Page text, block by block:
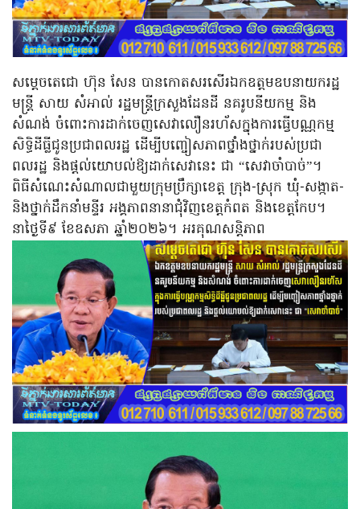
សម្តេចតេជោ ហ៊ុន សែន បានកោតសរសើរ​ឯកឧត្តមឧបនាយក​រដ្ឋ
មន្ត្រី សាយ សំអាល់ រដ្ឋមន្ត្រីក្រសួងដែនដី នគរូបនីយកម្ម និង
សំណង់ ចំពោះការដាក់​ចេញ​សេវាលឿនរហ័សក្នុងការធ្វើបណ្ណកម្ម
សិទ្ធិដីធ្លីជូនប្រជាពលរដ្ឋ ដើម្បីបញ្ចៀសភាពថ្នាំងថ្នាក់របស់ប្រជា
ពលរដ្ឋ និងផ្តល់យោបល់ឱ្យដាក់សេវានេះ ជា “សេវាចាំបាច់”។
ពិធីសំណេះសំណាលជាមួយក្រុមប្រឹក្សាខេត្ត ក្រុង-ស្រុក ឃុំ-សង្កាត-
និងថ្នាក់ដឹកនាំមន្ទីរ អង្គភាពនានាជុំវិញខេត្តកំពត និងខេត្តកែប។
នាថ្ងៃ​ទី​៩ ខែ​ឧសភា ឆ្នាំ​២០២៦។ អរគុណសន្តិភាព